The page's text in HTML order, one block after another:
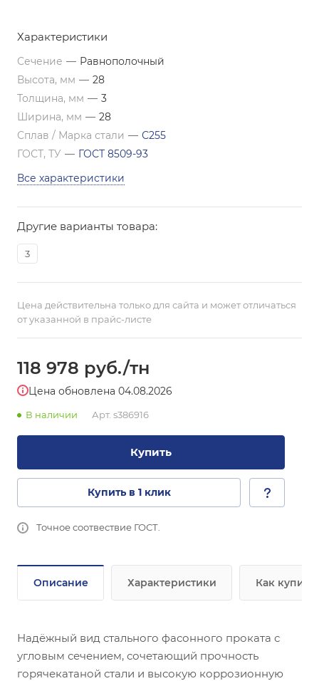
Характеристики
Сечение — Равнополочный
Высота, мм — 28
Толщина, мм — 3
Ширина, мм — 28
Сплав / Марка стали — С255
ГОСТ, ТУ — ГОСТ 8509-93
Все характеристики
Другие варианты товара:
3
Цена действительна только для сайта и может отличаться
от указанной в прайс-листе
118 978 руб./тн
Цена обновлена 04.08.2026
В наличии Арт. s386916
Купить
Купить в 1 клик
Точное соотвествие ГОСТ.
Описание Характеристики Как купить
Надёжный вид стального фасонного проката с
угловым сечением, сочетающий прочность
горячекатаной стали и высокую коррозионную